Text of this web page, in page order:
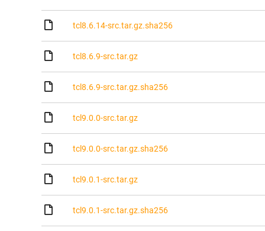
tcl8.6.14-src.tar.gz.sha256
tcl8.6.9-src.tar.gz
tcl8.6.9-src.tar.gz.sha256
tcl9.0.0-src.tar.gz
tcl9.0.0-src.tar.gz.sha256
tcl9.0.1-src.tar.gz
tcl9.0.1-src.tar.gz.sha256